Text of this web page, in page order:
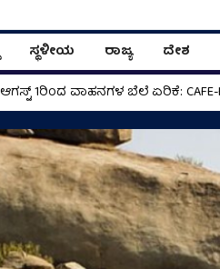
ಸ್ಥಳೀಯ ರಾಜ್ಯ ದೇಶ
ಎರಡು ವಿಸ್ಮಯ ಗಡಿಯಾರಗಳು!